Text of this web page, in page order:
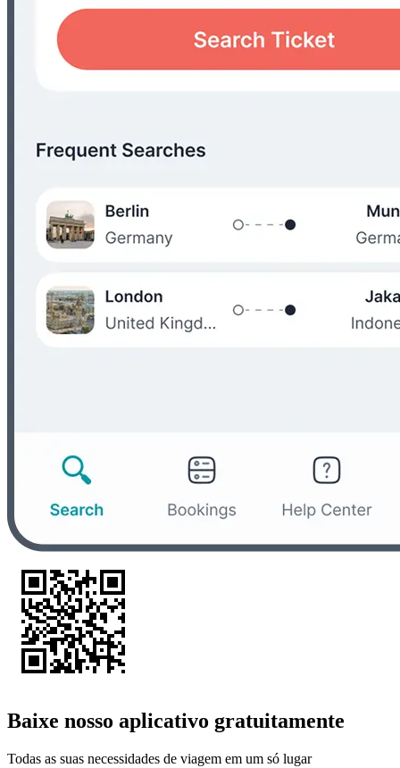
Baixe nosso aplicativo gratuitamente
Todas as suas necessidades de viagem em um só lugar